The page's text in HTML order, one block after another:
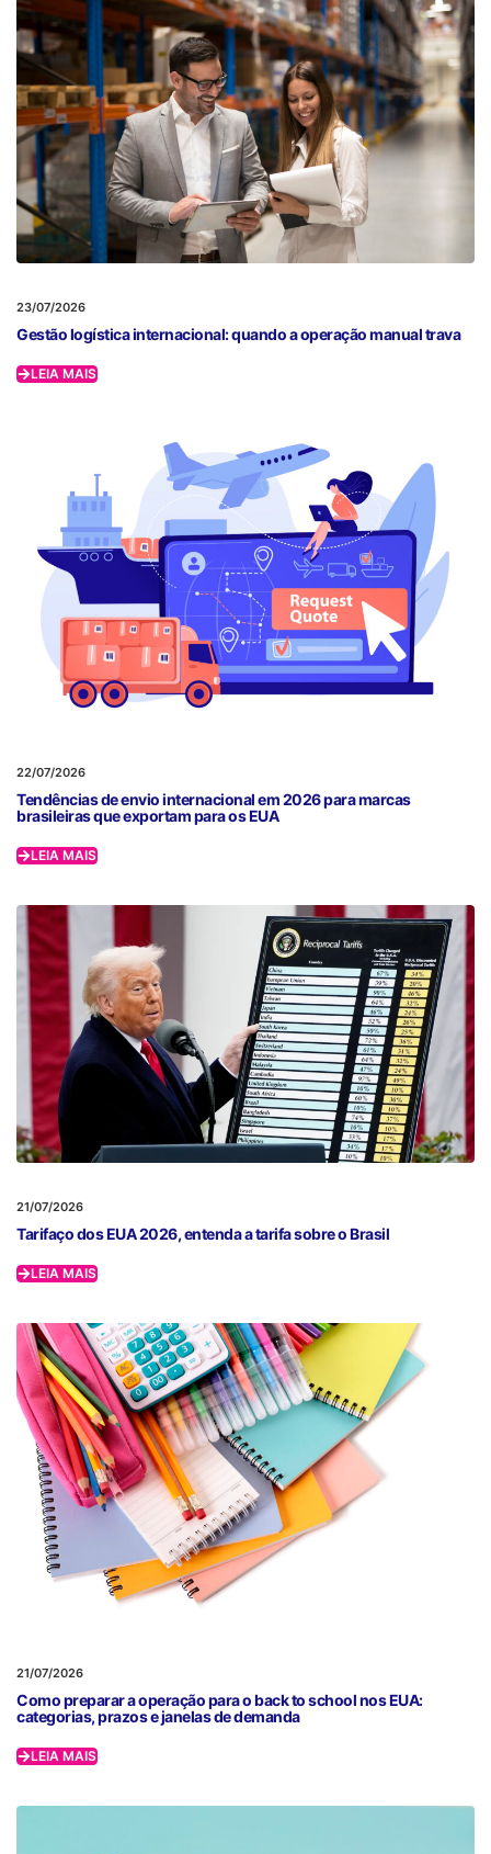
23/07/2026
Gestão logística internacional: quando a operação manual trava
LEIA MAIS
22/07/2026
Tendências de envio internacional em 2026 para marcas
brasileiras que exportam para os EUA
LEIA MAIS
21/07/2026
Tarifaço dos EUA 2026, entenda a tarifa sobre o Brasil
LEIA MAIS
21/07/2026
Como preparar a operação para o back to school nos EUA:
categorias, prazos e janelas de demanda
LEIA MAIS